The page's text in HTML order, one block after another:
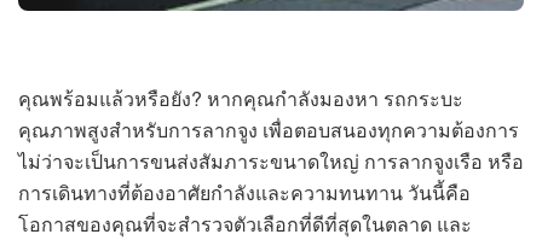
คุณพร้อมแล้วหรือยัง? หากคุณกำลังมองหา รถกระบะ
คุณภาพสูงสำหรับการลากจูง เพื่อตอบสนองทุกความต้องการ
ไม่ว่าจะเป็นการขนส่งสัมภาระขนาดใหญ่ การลากจูงเรือ หรือ
การเดินทางที่ต้องอาศัยกำลังและความทนทาน วันนี้คือ
โอกาสของคุณที่จะสำรวจตัวเลือกที่ดีที่สุดในตลาด และ